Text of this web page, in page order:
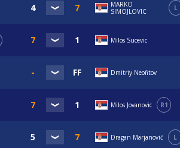
MARKO
SIMOJLOVIC
L
Milos Sucevic
Dmitriy Neofitov
Milos Jovanovic R1
Dragan Marjanović L